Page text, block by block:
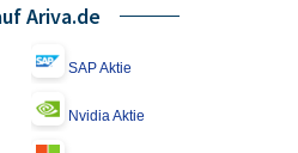
Ariva.de
SAP Aktie
Nvidia Aktie